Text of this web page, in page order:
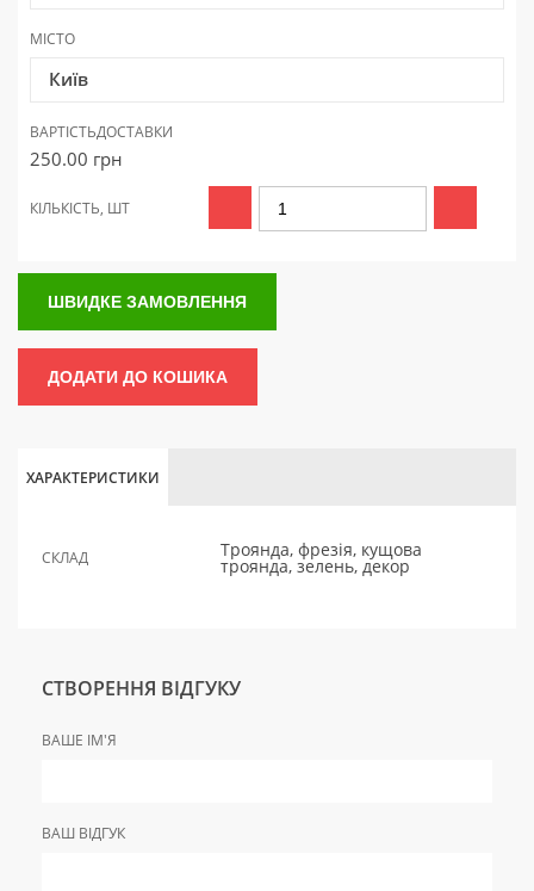
МІСТО
Київ
ВАРТІСТЬДОСТАВКИ
250.00 грн
КІЛЬКІСТЬ, ШТ
ШВИДКЕ ЗАМОВЛЕННЯ
ДОДАТИ ДО КОШИКА
ХАРАКТЕРИСТИКИ
СКЛАД Троянда, фрезія, кущова
троянда, зелень, декор
СТВОРЕННЯ ВІДГУКУ
ВАШЕ ІМ'Я
ВАШ ВІДГУК